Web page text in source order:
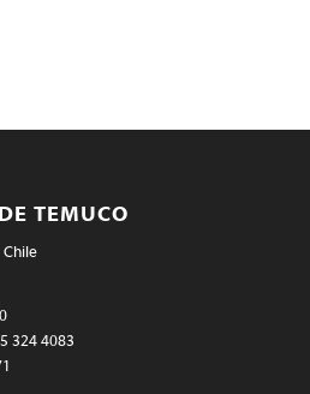
TEMUCO
Chile
324 4083